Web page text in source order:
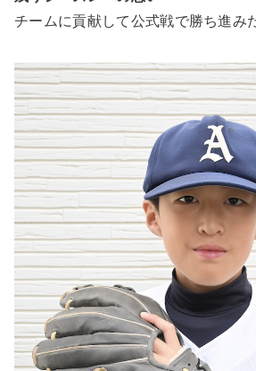
チームに貢献して公式戦で勝ち進